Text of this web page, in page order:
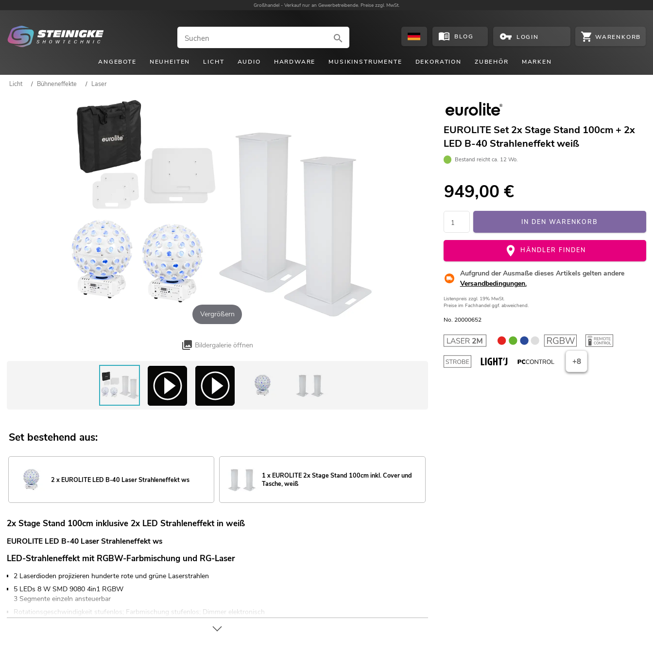
Großhandel - Verkauf nur an Gewerbetreibende. Preise zzgl. MwSt.
BLOG LOGIN WARENKORB
ANGEBOTE NEUHEITEN LICHT AUDIO HARDWARE MUSIKINSTRUMENTE DEKORATION ZUBEHÖR MARKEN
Licht / Bühneneffekte / Laser
Vergrößern
Bildergalerie öffnen
EUROLITE Set 2x Stage Stand 100cm + 2x
LED B-40 Strahleneffekt weiß
Bestand reicht ca. 12 Wo.
949,00 €
IN DEN WARENKORB
HÄNDLER FINDEN
Aufgrund der Ausmaße dieses Artikels gelten andere
Versandbedingungen.
Listenpreis zzgl. 19% MwSt.
Preise im Fachhandel ggf. abweichend.
No. 20000652
+8
Set bestehend aus:
2 x EUROLITE LED B-40 Laser Strahleneffekt ws
1 x EUROLITE 2x Stage Stand 100cm inkl. Cover und
Tasche, weiß
2x Stage Stand 100cm inklusive 2x LED Strahleneffekt in weiß
EUROLITE LED B-40 Laser Strahleneffekt ws
LED-Strahleneffekt mit RGBW-Farbmischung und RG-Laser
2 Laserdioden projizieren hunderte rote und grüne Laserstrahlen
5 LEDs 8 W SMD 9080 4in1 RGBW
3 Segmente einzeln ansteuerbar
Rotationsgeschwindigkeit stufenlos; Farbmischung stufenlos; Dimmer elektronisch